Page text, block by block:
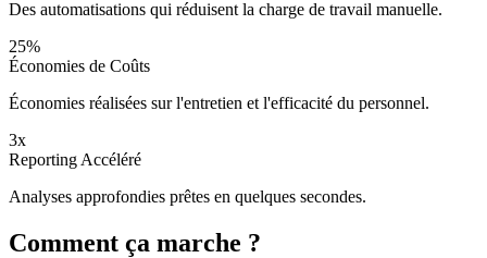
Des automatisations qui réduisent la charge de travail manuelle.
25%
Économies de Coûts
Économies réalisées sur l'entretien et l'efficacité du personnel.
3x
Reporting Accéléré
Analyses approfondies prêtes en quelques secondes.
Comment ça marche ?